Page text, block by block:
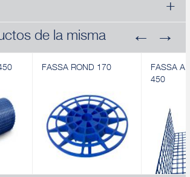
de la misma
FASSA ROND 170
FASSA
450